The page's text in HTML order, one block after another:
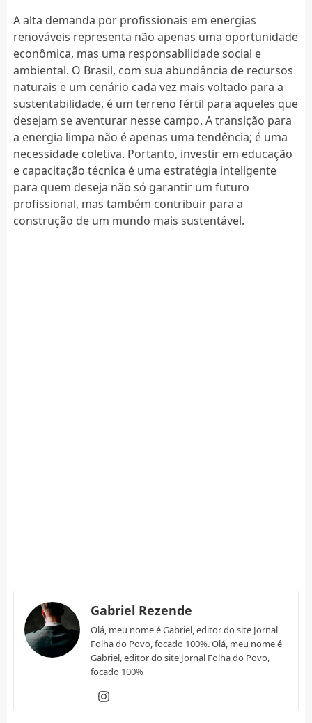
A alta demanda por profissionais em energias
renováveis representa não apenas uma oportunidade
econômica, mas uma responsabilidade social e
ambiental. O Brasil, com sua abundância de recursos
naturais e um cenário cada vez mais voltado para a
sustentabilidade, é um terreno fértil para aqueles que
desejam se aventurar nesse campo. A transição para
a energia limpa não é apenas uma tendência; é uma
necessidade coletiva. Portanto, investir em educação
e capacitação técnica é uma estratégia inteligente
para quem deseja não só garantir um futuro
profissional, mas também contribuir para a
construção de um mundo mais sustentável.
Gabriel Rezende
Olá, meu nome é Gabriel, editor do site Jornal
Folha do Povo, focado 100%. Olá, meu nome é
Gabriel, editor do site Jornal Folha do Povo,
focado 100%